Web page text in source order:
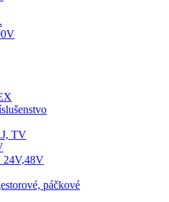
TV
24V,48V
páčkové